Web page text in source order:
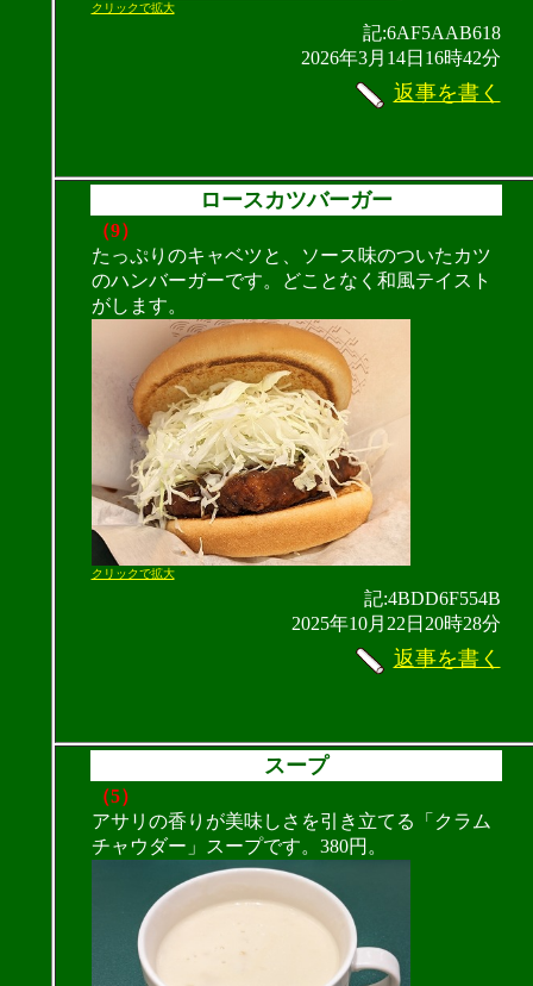
クリックで拡大
記:6AF5AAB618
2026年3月14日16時42分
返事を書く
ロースカツバーガー
（9）
たっぷりのキャベツと、ソース味のついたカツ
のハンバーガーです。どことなく和風テイスト
がします。
クリックで拡大
記:4BDD6F554B
2025年10月22日20時28分
返事を書く
スープ
（5）
アサリの香りが美味しさを引き立てる「クラム
チャウダー」スープです。380円。